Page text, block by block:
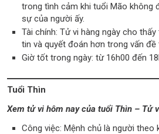
trong tình cảm khi tuổi Mão không
sự của người ấy.
Tài chính: Tử vi hàng ngày cho
tin và quyết đoán hơn trong vấn đề
Giờ tốt trong ngày: từ 16h00 đến
Tuổi Thìn
Xem tử vi hôm nay của tuổi Thìn – Tử
Công việc: Mệnh chủ là người theo